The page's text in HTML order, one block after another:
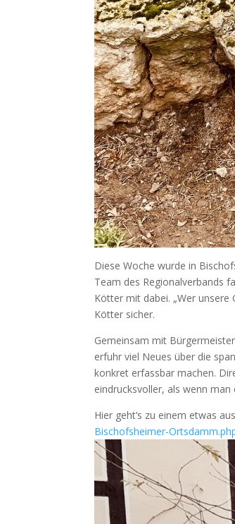
Diese Woche wurde in
Team des Regionalverbands
Kötter mit dabei. „Wer
Kötter sicher.
Gemeinsam mit
erfuhr viel Neues über die
konkret erfassbar machen.
eindrucksvoller, als wenn
Hier geht‘s zu einem etwas
Bischofsheimer-